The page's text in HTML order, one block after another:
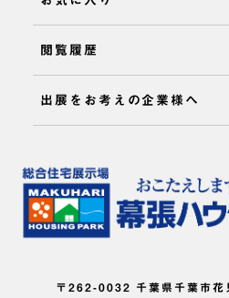
閲覧履歴
出展をお考えの企業様へ
〒262-0032 千葉県千葉市花